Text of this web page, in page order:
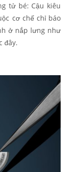
tử bé: Cậu kiêu
cơ chế chỉ báo
ở nắp lưng như
đây.